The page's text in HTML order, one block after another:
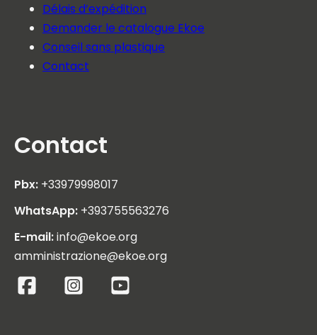
Délais d’expédition
Demander le catalogue Ekoe
Conseil sans plastique
Contact
Contact
Pbx: +33979998017
WhatsApp: +393755563276
E-mail:info@ekoe.org
amministrazione@ekoe.org